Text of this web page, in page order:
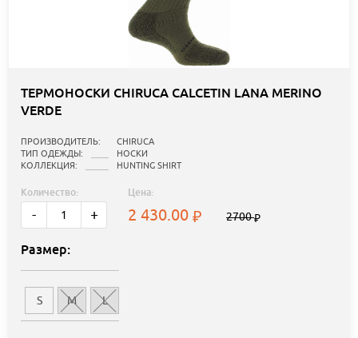
ТЕРМОНОСКИ CHIRUCA CALCETIN LANA MERINO
VERDE
ПРОИЗВОДИТЕЛЬ:
CHIRUCA
ТИП ОДЕЖДЫ:
НОСКИ
КОЛЛЕКЦИЯ:
HUNTING SHIRT
Количество:
- +
Цена:
2 430.00 2700
Размер:
S M L